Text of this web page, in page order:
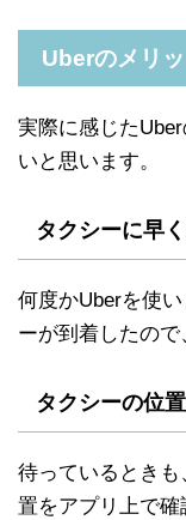
Uberのメリッ
実際に感じた
いと思います。
タクシーに早
何度かUberを使
ーが到着したので
タクシーの位
待っているとき
置をアプリ上で